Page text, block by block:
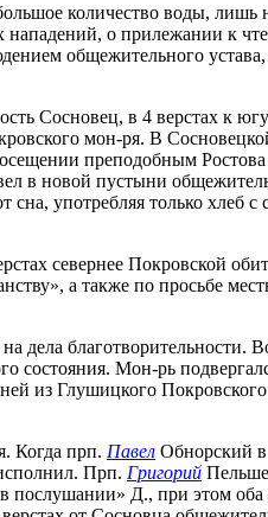
количество воды,
нападений, о прилежании к
общежительного
Сосновец, в 4 верстах к
мон-ря. В
преподобным
в новой пустыни
употребляя только хлеб с
севернее Покровской
а также по просьбе
дела
состояния. Мон-рь
из Глушицкого
Когда прп. Павел Обнорский в
Прп. Григорий
послушании» Д., при этом